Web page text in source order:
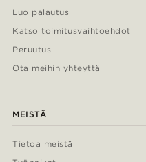
Luo palautus
Katso toimitusvaihtoehdot
Peruutus
Ota meihin yhteyttä
MEISTÄ
Tietoa meistä